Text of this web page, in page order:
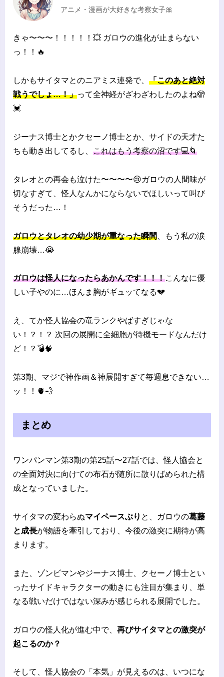
アニメ・漫画が大好きな考察女子🎀
きゃ〜〜〜！！！！！💥 ガロウの進化が止まらない
っ！！🔥
しかもサイタマとのニアミス連発で、 「このあと絶対
戦うでしょ…！」って全神経がざわざわしたのよね🫣
💓
ジーナス博士とかクセーノ博士とか、サイドの天才た
ちも動き出してるし、 これはもう考察の沼です💻🌀
タレオとの再会も泣けた〜〜〜〜😢ガロウの人間味が
切なすぎて、怪人なんかにならないでほしいって叫び
そうだった…！
ガロウとタレオの幼少期が重なった瞬間 、もう私の涙
腺崩壊…😭
ガロウは怪人になったらあかんです！！！こんなに優
しい子やのに…ほんま胸がギュッてなる💔
え、てか怪人協会の竜ランクやばすぎじゃな
い！？！？ 次回の展開に全細胞が待機モードなんだけ
ど！？💣🧠
第3期、マジで神作画＆神展開すぎて毎週息できない…
ッ！！🫀💨
まとめ
ワンパンマン第3期の第25話〜27話では、怪人協会と
の全面対決に向けての布石が随所に散りばめられた構
成となっていました。
サイタマの変わらぬマイペースぶり と、ガロウの葛藤
と成長が物語を牽引しており、今後の激突に期待が高
まります。
また、ゾンビマンやジーナス博士、クセーノ博士とい
ったサイドキャラクターの動きにも注目が集まり、単
なる戦いだけではない深みが感じられる展開でした。
ガロウの怪人化が進む中で、 再びサイタマとの激突が
起こるのか？
そして、怪人協会の「本気」が見えるのは、いつにな